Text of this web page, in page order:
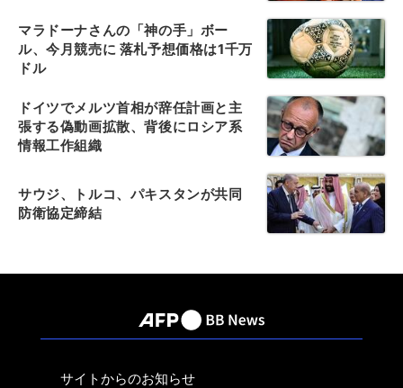
マラドーナさんの「神の手」ボー
ル、今月競売に 落札予想価格は1千万
ドル
ドイツでメルツ首相が辞任計画と主
張する偽動画拡散、背後にロシア系
情報工作組織
サウジ、トルコ、パキスタンが共同
防衛協定締結
サイトからのお知らせ